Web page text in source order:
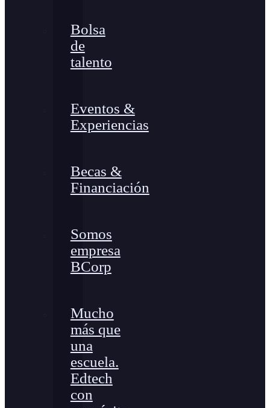
Bolsa
de
talento
Eventos &
Experiencias
Becas &
Financiación
Somos
empresa
BCorp
Mucho
más que
una
escuela.
Edtech
con